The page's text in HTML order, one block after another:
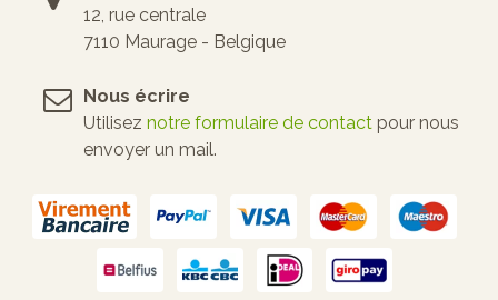
12, rue centrale
7110 Maurage - Belgique
Nous écrire
Utilisez notre formulaire de contact pour nous
envoyer un mail.